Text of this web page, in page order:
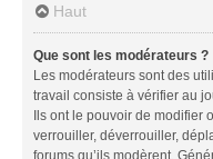
Haut
Que sont les modérateurs ?
Les modérateurs sont des
travail consiste à vérifier au
Ils ont le pouvoir de modifier
verrouiller, déverrouiller,
forums qu’ils modèrent.